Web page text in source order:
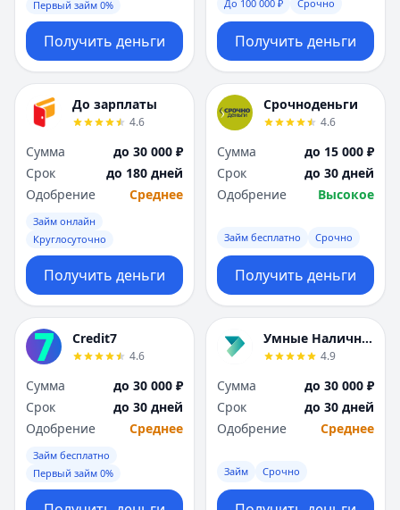
Первый займ 0%
Получить деньги
До 100 000 ₽ Срочно
Получить деньги
До зарплаты
4.6
Сумма
до 30 000 ₽
Срок
до 180 дней
Одобрение
Среднее
Займ онлайн
Круглосуточно
Получить деньги
Срочноденьги
4.6
Сумма
до 15 000 ₽
Срок
до 30 дней
Одобрение
Высокое
Займ бесплатно Срочно
Получить деньги
Credit7
4.6
Сумма
до 30 000 ₽
Срок
до 30 дней
Одобрение
Среднее
Займ бесплатно
Первый займ 0%
Умные Наличные
4.9
Сумма
до 30 000 ₽
Срок
до 30 дней
Одобрение
Среднее
Займ Срочно